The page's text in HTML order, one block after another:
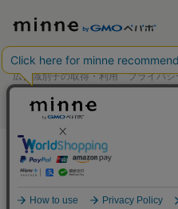
特定商取引法に基づく表記
Cookie
広告識別子の取得・利用
プライバ
メディアキット
©GMO Pepabo,